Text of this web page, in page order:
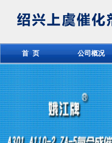
首 页 公司概况